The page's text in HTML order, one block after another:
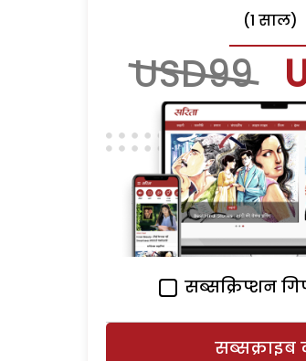
(1 साल)
USD99
सब्सक्रिप्शन
सब्सक्राइब